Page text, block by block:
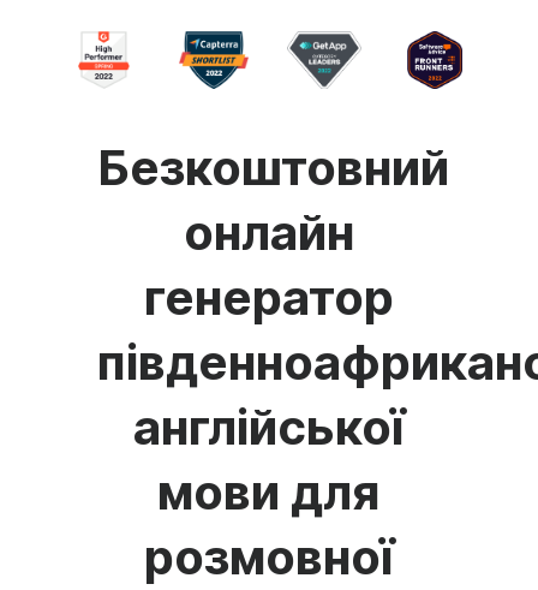
Безкоштовний
онлайн
генератор
англійської
мови для
розмовної